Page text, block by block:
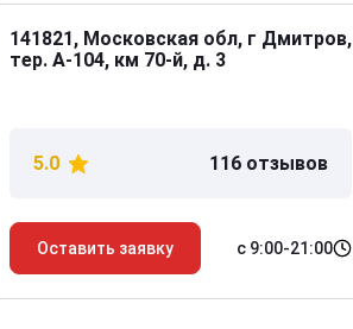
141821, Московская обл, г Дмитров,
тер. А-104, км 70-й, д. 3
5.0 116 отзывов
Оставить заявку с 9:00-21:00